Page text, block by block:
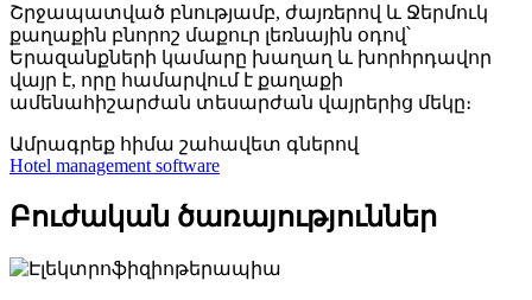
Շրջապատված բնությամբ, ժայռերով և Ջերմուկ
քաղաքին բնորոշ մաքուր լեռնային օդով՝
Երազանքների կամարը խաղաղ և խորհրդավոր
վայր է, որը համարվում է քաղաքի
ամենահիշարժան տեսարժան վայրերից մեկը։
Ամրագրեք հիմա շահավետ գներով
Hotel management software
Բուժական ծառայություններ